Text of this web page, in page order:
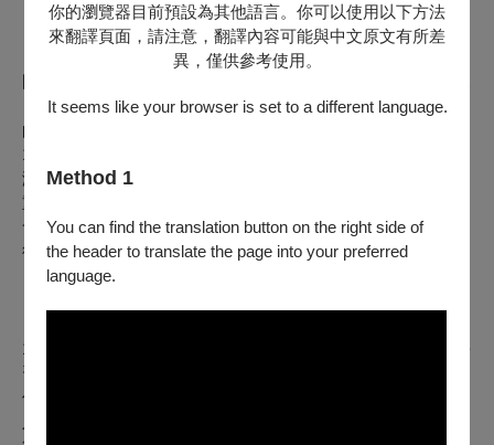
你的瀏覽器目前預設為其他語言。你可以使用以下方法
來翻譯頁面，請注意，翻譯內容可能與中文原文有所差
異，僅供參考使用。
It seems like your browser is set to a different language.
Method 1
You can find the translation button on the right side of
the header to translate the page into your preferred
language.
【樂團介紹】國立中興大學管樂團
國立中興大學管樂團成立於民國66年，迄今已屆49年。歷年來
，樂團在全國學生音樂比賽表現優異，曾多次獲得優等及特優
的肯定，於民國103~106年更是蟬聯特優第一名，更於民國
111~114
演出方面屢次受各方邀演，並引起好評及迴響，近年來樂團著
重於音樂的精緻化與多元化，期 望藉由每學期舉辦的音樂
會，同音樂愛好者分享練習成果，並讓聆賞者更加喜愛音樂，
從樂聲 中獲得感動與喜悅。
1974
習打擊及上低音號，十七歲時完成第一部青海民謠改編的管樂
作品《花兒與少年)。於吉隆坡修讀資訊工程期間,於馬來西亞